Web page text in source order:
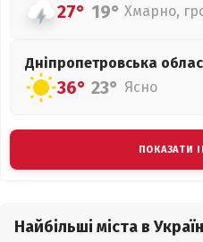
27° 19° Хмарно,
Дніпропетровська
36° 23° Ясно
ПОКАЗАТИ
Найбільші міста в